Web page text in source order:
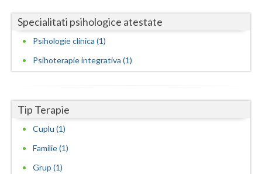
Ilfov
Mehedinti
Neamt
Olt
Prahova
Specialitati psihologice atestate
Psihologie clinica (1)
Psihoterapie integrativa (1)
Tip Terapie
Cuplu (1)
Familie (1)
Grup (1)